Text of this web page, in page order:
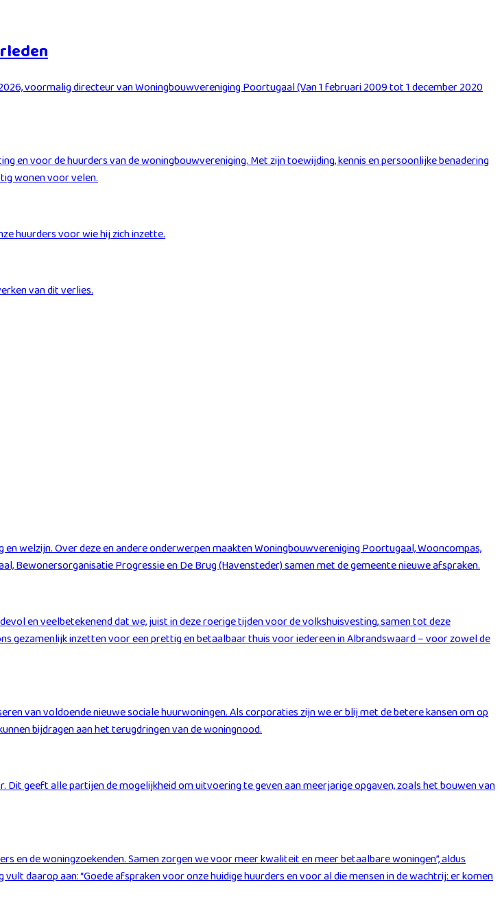
voormalig directeur van Woningbouwvereniging Poortugaal (Van 1 februari 2009 tot 1 december 2020
en voor de huurders van de woningbouwvereniging. Met zijn toewijding, kennis en persoonlijke benadering
wonen voor velen.
huurders voor wie hij zich inzette.
van dit verlies.
welzijn. Over deze en andere onderwerpen maakten Woningbouwvereniging Poortugaal, Wooncompas,
Bewonersorganisatie Progressie en De Brug (Havensteder) samen met de gemeente nieuwe afspraken.
en veelbetekenend dat we, juist in deze roerige tijden voor de volkshuisvesting, samen tot deze
gezamenlijk inzetten voor een prettig en betaalbaar thuis voor iedereen in Albrandswaard – voor zowel de
van voldoende nieuwe sociale huurwoningen. Als corporaties zijn we er blij met de betere kansen om op
bijdragen aan het terugdringen van de woningnood.
geeft alle partijen de mogelijkheid om uitvoering te geven aan meerjarige opgaven, zoals het bouwen van
en de woningzoekenden. Samen zorgen we voor meer kwaliteit en meer betaalbare woningen”, aldus
daarop aan: “Goede afspraken voor onze huidige huurders en voor al die mensen in de wachtrij: er komen